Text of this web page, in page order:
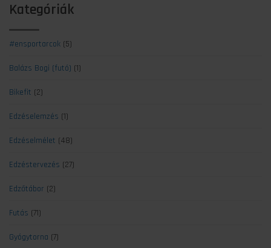
Kategóriák
#ensportarcok (5)
Balázs Bogi (futó) (1)
Bikefit (2)
Edzéselemzés (1)
Edzéselmélet (48)
Edzéstervezés (27)
Edzőtábor (2)
Futás (71)
Gyógytorna (7)